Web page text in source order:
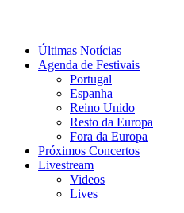
Últimas Notícias
Agenda de Festivais
Portugal
Espanha
Reino Unido
Resto da Europa
Fora da Europa
Próximos Concertos
Livestream
Videos
Lives